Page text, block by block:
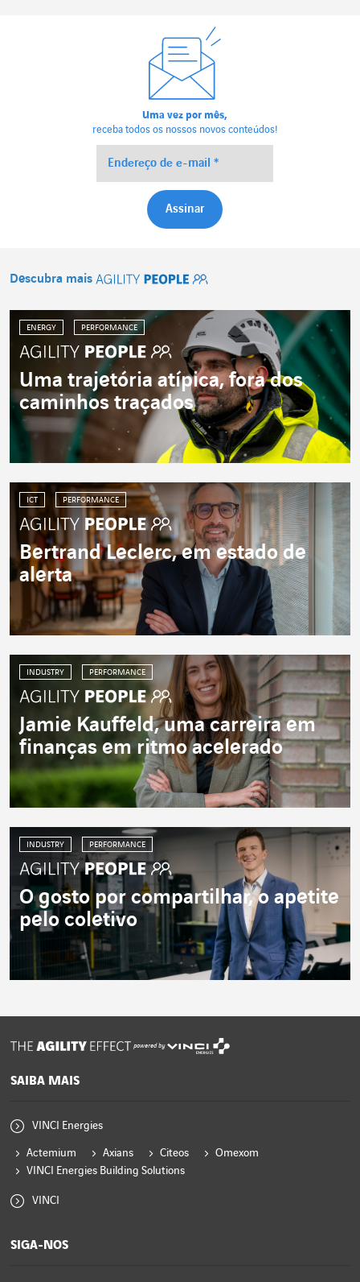
Uma vez por mês,
receba todos os nossos novos conteúdos!
Descubra mais
ENERGY PERFORMANCE
Uma trajetória atípica, fora dos
caminhos traçados
ICT PERFORMANCE
Bertrand Leclerc, em estado de
alerta
INDUSTRY PERFORMANCE
Jamie Kauffeld, uma carreira em
finanças em ritmo acelerado
INDUSTRY PERFORMANCE
O gosto por compartilhar, o apetite
pelo coletivo
powered by
SAIBA MAIS
VINCI Energies
Actemium Axians Citeos
Omexom
VINCI Energies Building Solutions
VINCI
SIGA-NOS